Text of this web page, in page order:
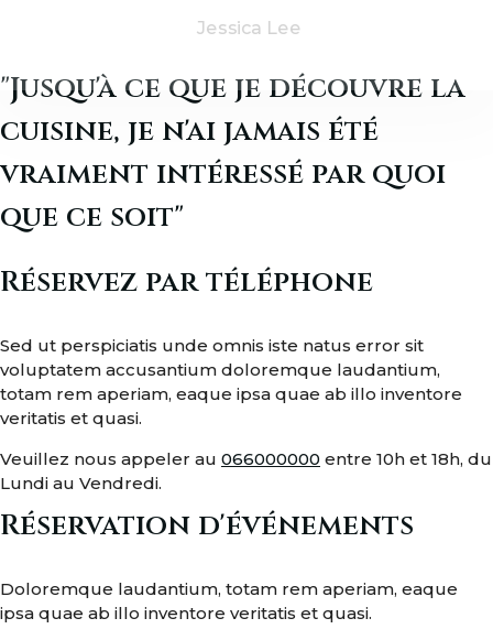
Jessica Lee
"Jusqu'à ce que je découvre la
cuisine, je n'ai jamais été
vraiment intéressé par quoi
que ce soit"
Réservez par téléphone
Sed ut perspiciatis unde omnis iste natus error sit
voluptatem accusantium doloremque laudantium,
totam rem aperiam, eaque ipsa quae ab illo inventore
veritatis et quasi.
Veuillez nous appeler au 066000000 entre 10h et 18h, du
Lundi au Vendredi.
Réservation d'événements
Doloremque laudantium, totam rem aperiam, eaque
ipsa quae ab illo inventore veritatis et quasi.